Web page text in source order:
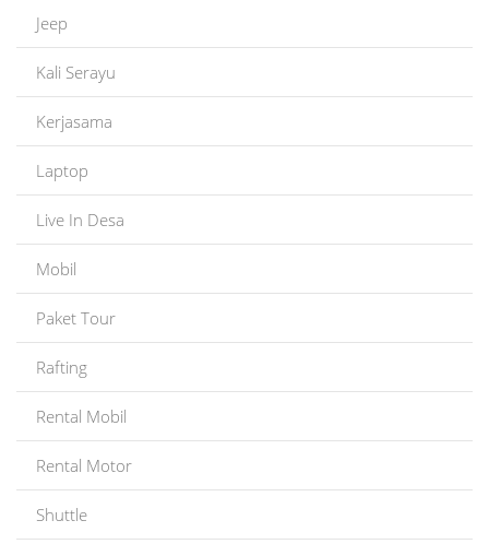
Jeep
Kali Serayu
Kerjasama
Laptop
Live In Desa
Mobil
Paket Tour
Rafting
Rental Mobil
Rental Motor
Shuttle